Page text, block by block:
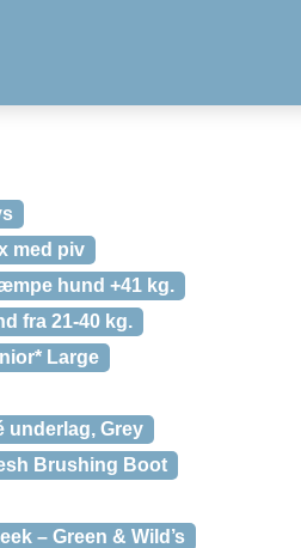
med piv
hund +41 kg.
fra 21-40 kg.
Large
underlag, Grey
Brushing Boot
– Green & Wild’s